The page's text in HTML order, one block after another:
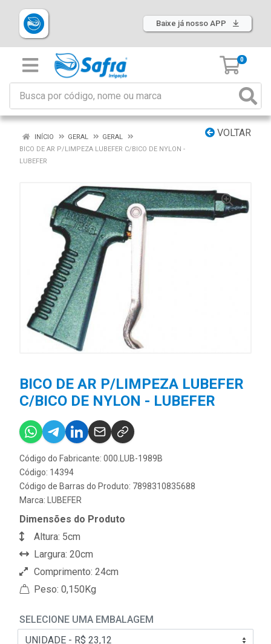
Baixe já nosso APP
0
VOLTAR
INÍCIO GERAL
GERAL
BICO DE AR P/LIMPEZA LUBEFER C/BICO DE NYLON -
LUBEFER
BICO DE AR P/LIMPEZA LUBEFER
C/BICO DE NYLON - LUBEFER
Código do Fabricante: 000.LUB-1989B
Código: 14394
Código de Barras do Produto: 7898310835688
Marca:
LUBEFER
Dimensões do Produto
Altura: 5cm
Largura: 20cm
Comprimento: 24cm
Peso: 0,150Kg
SELECIONE UMA EMBALAGEM